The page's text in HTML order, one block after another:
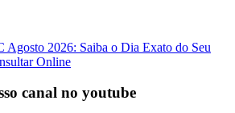
Agosto 2026: Saiba o Dia Exato do Seu
Online
canal no youtube